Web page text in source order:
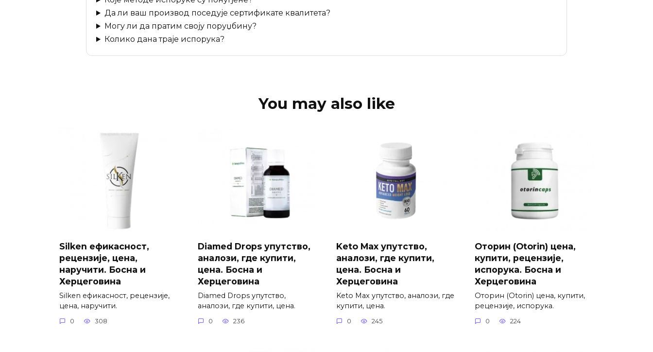
Да ли ваш производ поседује сертификате квалитета?
Могу ли да пратим своју поруџбину?
Колико дана траје испорука?
You may also like
Silken ефикасност,
рецензије, цена,
наручити. Босна и
Херцеговина
Silken ефикасност, рецензије,
цена, наручити.
0 308
Diamed Drops упутство,
аналози, где купити,
цена. Босна и
Херцеговина
Diamed Drops упутство,
аналози, где купити, цена.
0 236
Keto Max упутство,
аналози, где купити,
цена. Босна и
Херцеговина
Keto Max упутство, аналози, где
купити, цена.
0 245
Оторин (Otorin) цена,
купити, рецензије,
испорука. Босна и
Херцеговина
Оторин (Otorin) цена, купити,
рецензије, испорука.
0 224